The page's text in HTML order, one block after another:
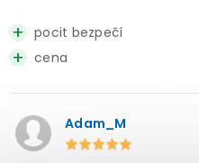
pocit bezpečí
cena
Adam_M